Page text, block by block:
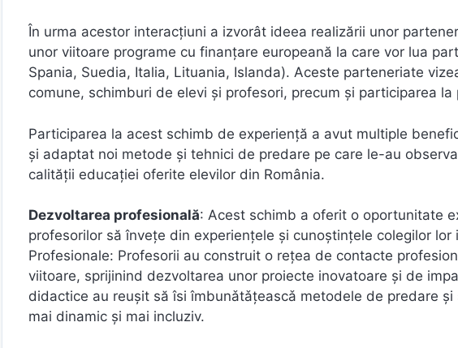
În urma acestor interacțiuni a izvorât ideea realizării unor
unor viitoare programe cu finanțare europeană la care vor lua
Spania, Suedia, Italia, Lituania, Islanda). Aceste parteneriate
comune, schimburi de elevi și profesori, precum și participarea
Participarea la acest schimb de experiență a avut multiple
și adaptat noi metode și tehnici de predare pe care le-au
calității educației oferite elevilor din România.
Dezvoltarea profesională: Acest schimb a oferit o oportunitate
profesorilor să învețe din experiențele și cunoștințele colegilor
Profesionale: Profesorii au construit o rețea de contacte
viitoare, sprijinind dezvoltarea unor proiecte inovatoare și de
didactice au reușit să îsi îmbunǎtǎţeascǎ metodele de predare
mai dinamic și mai incluziv.